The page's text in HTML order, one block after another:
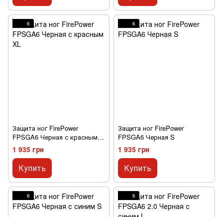
6
Защита ног FirePower
FPSGA6 Черная с красным
XL
1 935 грн
Купить
6
Защита ног FirePower
FPSGA6 Черная S
1 935 грн
Купить
6 6